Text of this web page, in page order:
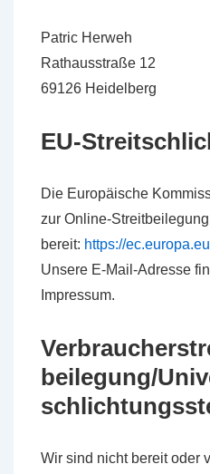
Patric Herweh
Rathausstraße 12
69126 Heidelberg
EU-
Die Europäische
zur Online-
bereit: https://
Unsere E-Mail-Adresse
Impressum.
beilegung/
Wir sind nicht bereit oder